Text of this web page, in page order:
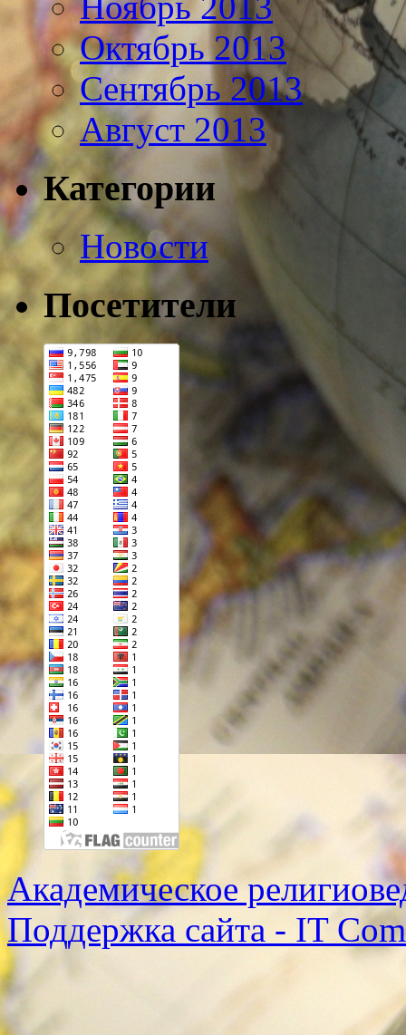
Октябрь 2013
Сентябрь 2013
Август 2013
Категории
Новости
Посетители
Академическое
Поддержка сайта - IT